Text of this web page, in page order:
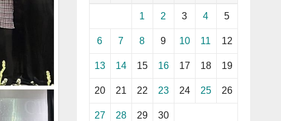
1 2 3 4 5
6 7 8 9 10 11 12
13 14 15 16 17 18 19
20 21 22 23 24 25 26
27 28 29 30